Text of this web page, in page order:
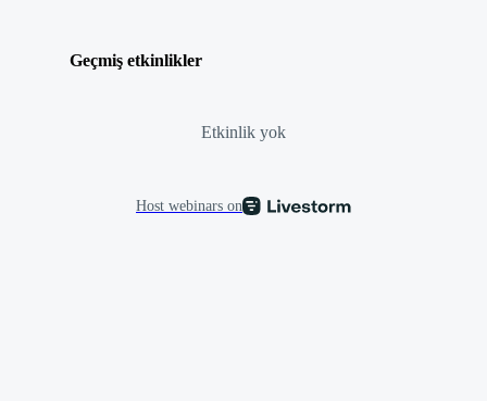
Geçmiş etkinlikler
Etkinlik yok
Host webinars on